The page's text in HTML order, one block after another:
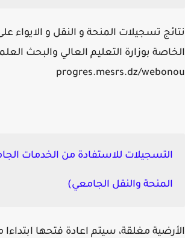
تسجيلات المنحة و النقل و الايواء على
بوزارة التعليم العالي والبحث العلمي:
progres.mesrs.dz/
التسجيلات للاستفادة من الخدمات
المنحة والنقل الجامعي)